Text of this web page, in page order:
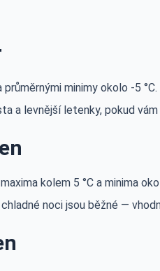
minimy okolo -5
a levnější letenky, pokud
kolem 5 °C a minima
noci jsou běžné —